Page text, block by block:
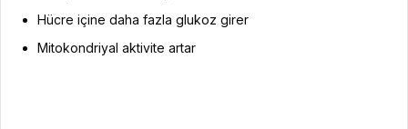
Hücre içine daha fazla glukoz girer
Mitokondriyal aktivite artar